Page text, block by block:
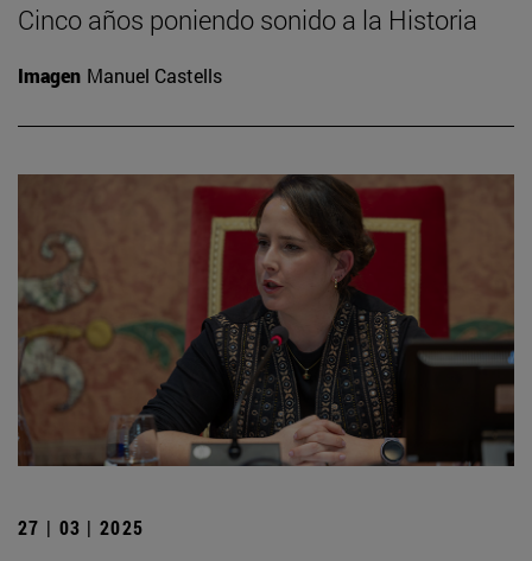
Cinco años poniendo sonido a la Historia
Imagen Manuel Castells
27 | 03 | 2025